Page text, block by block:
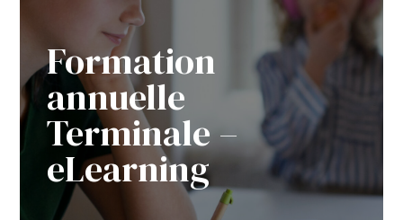
Formation
annuelle
Terminale –
eLearning